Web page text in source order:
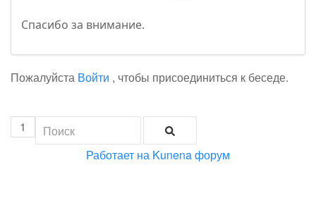
Спасибо за внимание.
Пожалуйста Войти , чтобы присоединиться к беседе.
1
Работает на Kunena форум